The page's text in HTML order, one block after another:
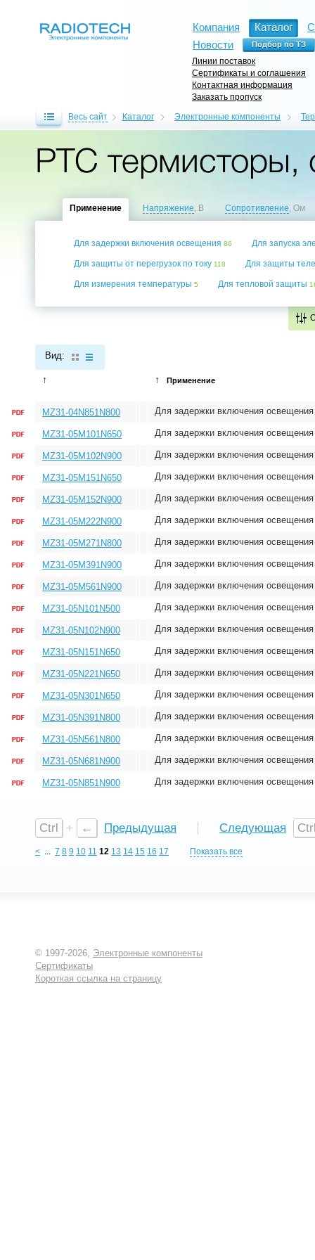
Компания Каталог
Новости
Линии поставок
Сертификаты и соглашения
Контактная информация
Заказать пропуск
Весь сайт Каталог Электронные компоненты
PTC термисторы,
Применение Напряжение, В Сопротивление, Ом
Для задержки включения освещения 86 Для запуска
Для защиты от перегрузок по току 118 Для защиты
Для измерения температуры 5 Для тепловой защиты
Вид:
↑ ↑ Применение
MZ31-04N851N800 Для задержки включения освещения
MZ31-05M101N650 Для задержки включения освещения
MZ31-05M102N900 Для задержки включения освещения
MZ31-05M151N650 Для задержки включения освещения
MZ31-05M152N900 Для задержки включения освещения
MZ31-05M222N900 Для задержки включения освещения
MZ31-05M271N800 Для задержки включения освещения
MZ31-05M391N900 Для задержки включения освещения
MZ31-05M561N900 Для задержки включения освещения
MZ31-05N101N500 Для задержки включения освещения
MZ31-05N102N900 Для задержки включения освещения
MZ31-05N151N650 Для задержки включения освещения
MZ31-05N221N650 Для задержки включения освещения
MZ31-05N301N650 Для задержки включения освещения
MZ31-05N391N800 Для задержки включения освещения
MZ31-05N561N800 Для задержки включения освещения
MZ31-05N681N900 Для задержки включения освещения
MZ31-05N851N900 Для задержки включения освещения
Ctrl + ← Предыдущая Следующая
< ... 7 8 9 10 11 12 13 14 15 16 17 Показать все
© 1997-2026, Электронные компоненты
Сертификаты
Короткая ссылка на страницу